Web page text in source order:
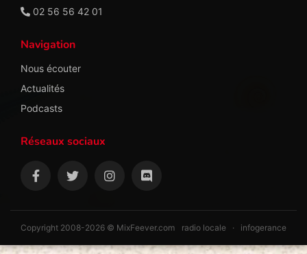
02 56 56 42 01
Navigation
Nous écouter
Actualités
Podcasts
Réseaux sociaux
Copyright 2008-2026 © MixFeever.com radio locale · infogerance